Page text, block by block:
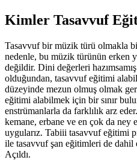
Kimler Tasavvuf
Tasavvuf bir müzik türü olmakla
nedenle, bu müzik türünün erken
değildir. Dini değerleri
olduğundan, tasavvuf eğitimi
düzeyinde mezun olmuş olmak
eğitimi alabilmek için bir sınır
enstrümanlarla da farklılık arz
kemane, erbane ve en çok da
uygularız. Tabiii tasavvuf eğitimi
ile tasavvuf şan eğitimleri de
Açıldı.